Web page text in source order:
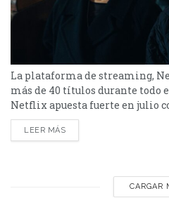
La plataforma de streaming,
más de 40 títulos durante todo
Netflix apuesta fuerte en julio
en total, entre los que se
Heartstopper Forever y Enola
LEER MÁS
CARGAR